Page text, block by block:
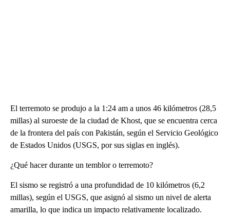
El terremoto se produjo a la 1:24 am a unos 46 kilómetros (28,5
millas) al suroeste de la ciudad de Khost, que se encuentra cerca
de la frontera del país con Pakistán, según el Servicio Geológico
de Estados Unidos (USGS, por sus siglas en inglés).
¿Qué hacer durante un temblor o terremoto?
El sismo se registró a una profundidad de 10 kilómetros (6,2
millas), según el USGS, que asignó al sismo un nivel de alerta
amarilla, lo que indica un impacto relativamente localizado.